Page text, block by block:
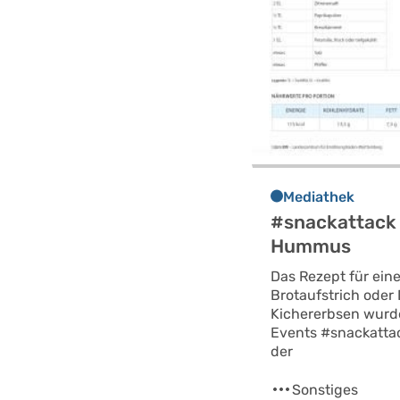
Mediathek
#snackattack
Hummus
Das Rezept für
Brotaufstrich oder
Kichererbsen
Events
der
Sonstiges